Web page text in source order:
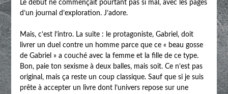
Le début ne commençait pourtant pas si mal, avec les pages
d’un journal d’exploration. J’adore.
Mais, c’est l’intro. La suite : le protagoniste, Gabriel, doit
livrer un duel contre un homme parce que ce « beau gosse
de Gabriel » a couché avec la femme et la fille de ce type.
Bon, paie ton sexisme à deux balles, mais soit. Ce n’est pas
original, mais ça reste un coup classique. Sauf que si je suis
prête à accepter un livre dont l’univers repose sur une